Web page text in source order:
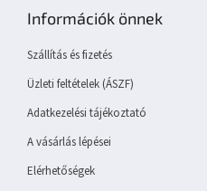
Információk önnek
Szállítás és fizetés
Üzleti feltételek (ÁSZF)
Adatkezelési tájékoztató
A vásárlás lépései
Elérhetőségek